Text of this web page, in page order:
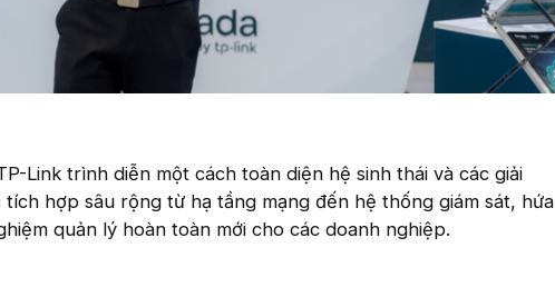
Link trình diễn một cách toàn diện hệ sinh thái và các giải
hợp sâu rộng từ hạ tầng mạng đến hệ thống giám sát, hứa
quản lý hoàn toàn mới cho các doanh nghiệp.